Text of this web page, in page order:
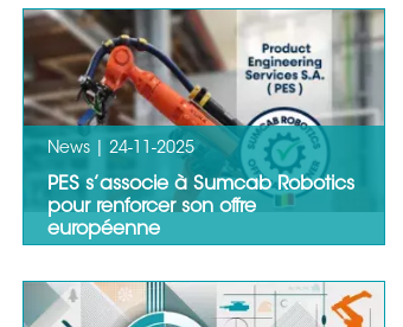
News | 24-11-2025
PES s’associe à Sumcab Robotics
pour renforcer son offre
européenne
que PES s’impose aujourd’hui comme
partenaire stratégique de Sumcab…